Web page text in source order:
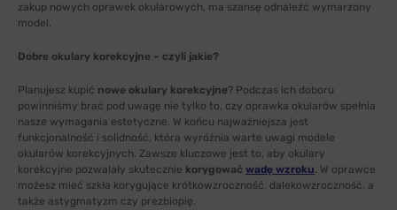
zakup nowych oprawek okularowych, ma szansę odnaleźć wymarzony
model.
Dobre okulary korekcyjne – czyli jakie?
Planujesz kupić nowe okulary korekcyjne? Podczas ich doboru
powinniśmy brać pod uwagę nie tylko to, czy oprawka okularów spełnia
nasze wymagania estetyczne. W końcu najważniejsza jest
funkcjonalność i solidność, która wyróżnia warte uwagi modele
okularów korekcyjnych. Zawsze kluczowe jest to, aby okulary
korekcyjne pozwalały skutecznie korygować wadę wzroku. W oprawce
możesz mieć szkła korygujące krótkowzroczność, dalekowzroczność, a
także astygmatyzm czy prezbiopię.